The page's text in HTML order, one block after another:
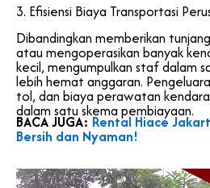
3. Efisiensi Biaya Transportasi
Dibandingkan memberikan
atau mengoperasikan banyak
kecil, mengumpulkan staf dalam
lebih hemat anggaran.
tol, dan biaya perawatan
dalam satu skema pembiayaan.
BACA JUGA:Rental Hiace
Bersih dan Nyaman!